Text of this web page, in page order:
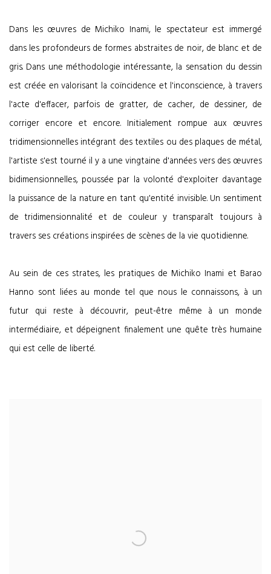
Dans les œuvres de Michiko Inami, le spectateur est immergé
dans les profondeurs de formes abstraites de noir, de blanc et de
gris. Dans une méthodologie intéressante, la sensation du dessin
est créée en valorisant la coïncidence et l'inconscience, à travers
l'acte d'effacer, parfois de gratter, de cacher, de dessiner, de
corriger encore et encore. Initialement rompue aux œuvres
tridimensionnelles intégrant des textiles ou des plaques de métal,
l'artiste s'est tourné il y a une vingtaine d'années vers des œuvres
bidimensionnelles, poussée par la volonté d'exploiter davantage
la puissance de la nature en tant qu'entité invisible. Un sentiment
de tridimensionnalité et de couleur y transparaît toujours à
travers ses créations inspirées de scènes de la vie quotidienne.
Au sein de ces strates, les pratiques de Michiko Inami et Barao
Hanno sont liées au monde tel que nous le connaissons, à un
futur qui reste à découvrir, peut-être même à un monde
intermédiaire, et dépeignent finalement une quête très humaine
qui est celle de liberté.